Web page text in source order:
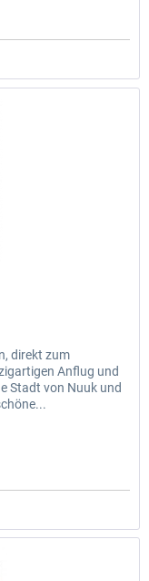
direkt zum
Anflug und
Stadt von Nuuk und